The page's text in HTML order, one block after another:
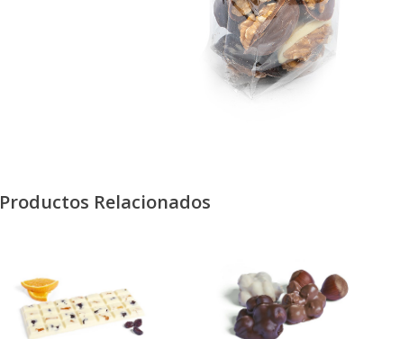
Productos Relacionados